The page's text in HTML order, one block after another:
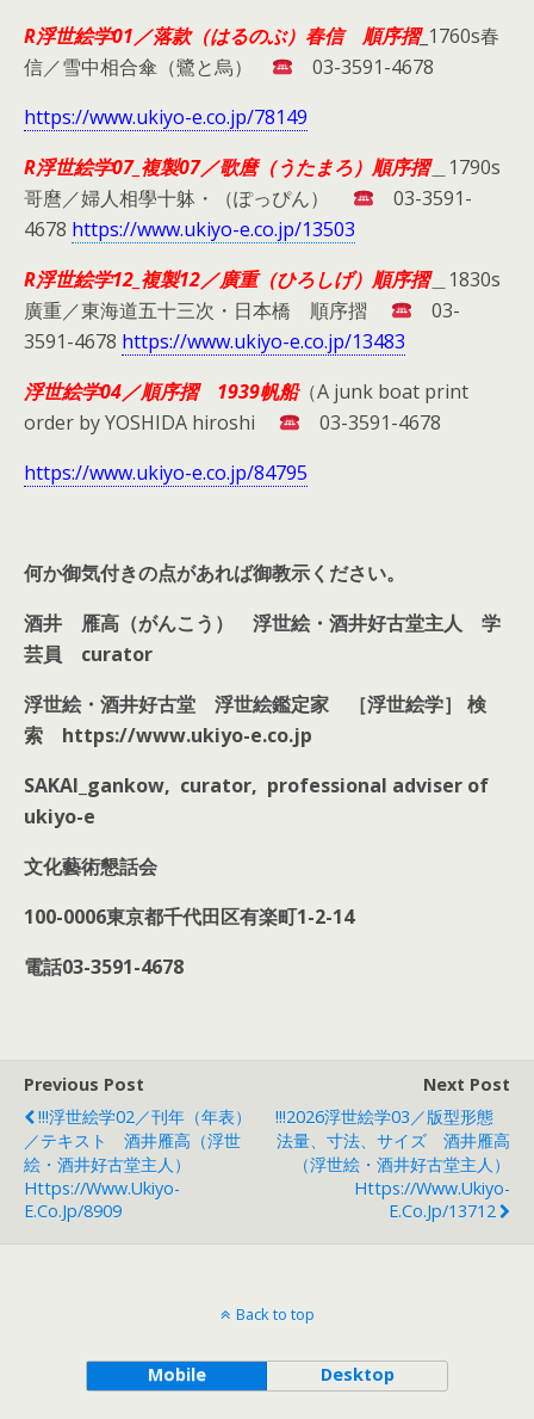
R浮世絵学01／落款（はるのぶ）春信
順序摺_1760s春
信／雪中相合傘（鷺と烏）
03-3591-4678
https://www.ukiyo-e.co.jp/78149
R浮世絵学07_複製07／歌麿（うたまろ）順序摺＿1790s
哥麿／婦人相學十躰・（ぽっぴん）
03-3591-
4678 https://www.ukiyo-e.co.jp/13503
R浮世絵学12_複製12／廣重（ひろしげ）順序摺＿1830s
廣重／東海道五十三次・日本橋 順序摺
03-
3591-4678 https://www.ukiyo-e.co.jp/13483
浮世絵学04／順序摺 1939帆船（A junk boat print
order by YOSHIDA hiroshi
03-3591-4678
https://www.ukiyo-e.co.jp/84795
何か御気付きの点があれば御教示ください。
酒井 雁高（がんこう） 浮世絵・酒井好古堂主人
学
芸員 curator
浮世絵・酒井好古堂 浮世絵鑑定家
［浮世絵学］
検
索 https://www.ukiyo-e.co.jp
SAKAI_gankow, curator, professional adviser of
ukiyo-e
文化藝術懇話会
100-0006東京都千代田区有楽町1-2-14
電話03-3591-4678
Previous Post
!!!浮世絵学02／刊年（年表）
／テキスト 酒井雁高（浮世
絵・酒井好古堂主人）
Https://www.ukiyo-
E.co.jp/8909
Next Post
!!!2026浮世絵学03／版型形態
法量、寸法、サイズ 酒井雁高
（浮世絵・酒井好古堂主人）
Https://www.ukiyo-
E.co.jp/13712
Back to top
Mobile Desktop